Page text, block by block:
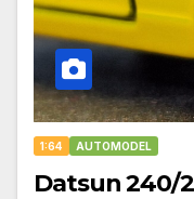
1:64 AUTOMODEL
Datsun 240/